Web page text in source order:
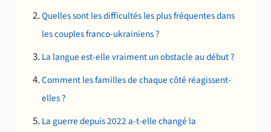
Quelles sont les difficultés les plus fréquentes dans
les couples franco-ukrainiens ?
La langue est-elle vraiment un obstacle au début ?
Comment les familles de chaque côté réagissent-
elles ?
La guerre depuis 2022 a-t-elle changé la